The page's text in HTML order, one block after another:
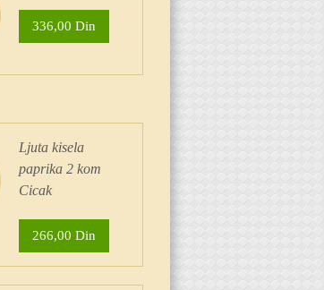
336,00 Din
Ljuta kisela
paprika 2 kom
Cicak
266,00 Din